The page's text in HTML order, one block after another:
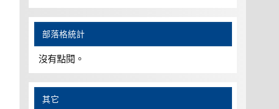
部落格統計
沒有點閱。
其它